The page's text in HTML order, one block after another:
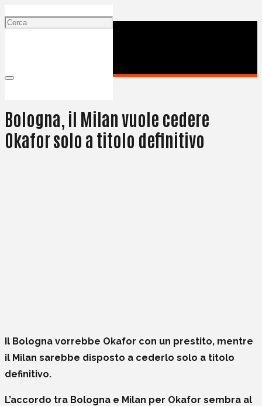
Bologna, il Milan vuole cedere
Okafor solo a titolo definitivo
Il Bologna vorrebbe Okafor con un prestito, mentre
il Milan sarebbe disposto a cederlo solo a titolo
definitivo.
L’accordo tra Bologna e Milan per Okafor sembra al